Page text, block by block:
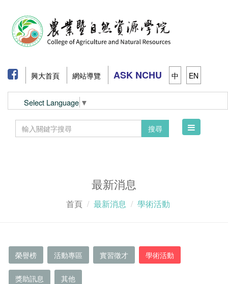
興大首頁 網站導覽 ASK NCHU 中 EN
Select Language ▼
搜尋
Toggle
最新消息
首頁 最新消息 學術活動
榮譽榜 活動專區 實習徵才 學術活動
獎助訊息 其他